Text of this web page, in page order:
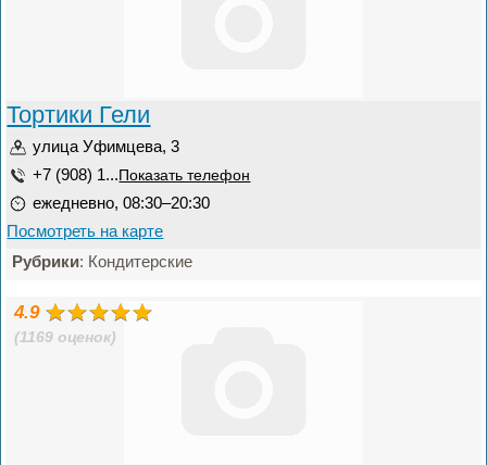
Тортики Гели
улица Уфимцева, 3
+7 (908) 1... Показать телефон
ежедневно, 08:30–20:30
Посмотреть на карте
Рубрики: Кондитерские
4.9
(1169 оценок)